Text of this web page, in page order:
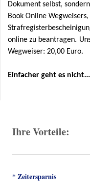
Dokument selbst,
Book Online
online zu beantragen.
Wegweiser: 20,00 Euro.
Einfacher geht es nicht...
Ihre Vorteile:
* Zeitersparnis